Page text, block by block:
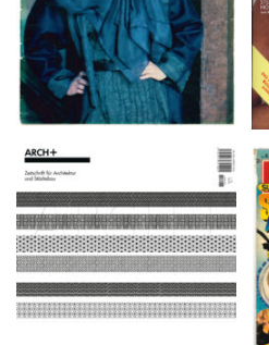
ARCH+ Nr. 226, Herbst
2016